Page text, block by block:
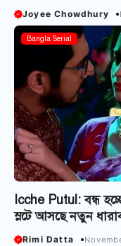
Joyee Chowdhury
Bangla Serial
Icche Putul: বন্ধ
স্লটে আসছে নতুন
Rimi Datta